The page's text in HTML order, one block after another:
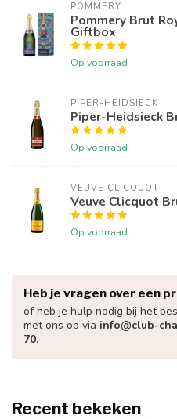
POMMERY
Pommery Brut
Giftbox
Op voorraad
PIPER-HEIDSIECK
Piper-Heidsieck
Op voorraad
VEUVE CLICQUOT
Veuve Clicquot
Op voorraad
Heb je vragen over een
of heb je hulp nodig bij het
met ons op via info@club-
70.
Recent bekeken